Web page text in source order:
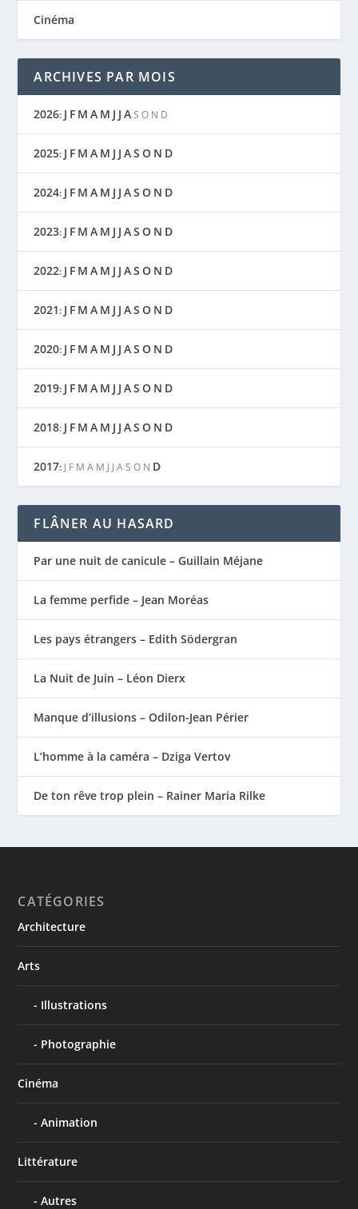
Cinéma
ARCHIVES PAR MOIS
2026: J F M A M J J A S O N D
2025: J F M A M J J AS O N D
2024: J F M A M J J AS O N D
2023: J F M A M J J AS O N D
2022: J F M A M J J AS O N D
2021: J F M A M J J AS O N D
2020: J F M A M J J AS O N D
2019: J F M A M J J AS O N D
2018: J F M A M J J AS O N D
2017: J F M A M J J A S O N D
FLÂNER AU HASARD
Par une nuit de canicule – Guillain Méjane
La femme perfide – Jean Moréas
Les pays étrangers – Edith Södergran
La Nuit de Juin – Léon Dierx
Manque d’illusions – Odilon-Jean Périer
L’homme à la caméra – Dziga Vertov
De ton rêve trop plein – Rainer Maria Rilke
CATÉGORIES
Architecture
Arts
Illustrations
Photographie
Cinéma
Animation
Littérature
Autres